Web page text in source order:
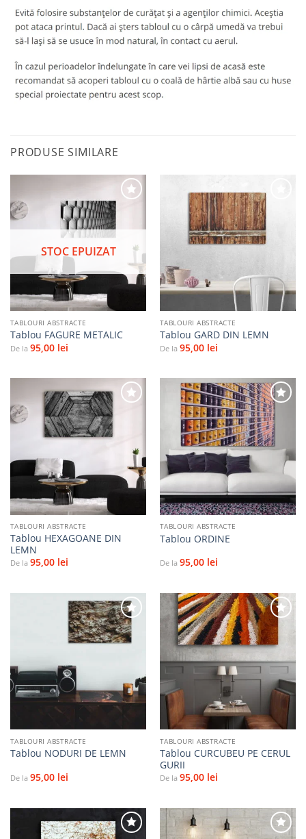
PRODUSE SIMILARE
Adaugă
favorite
STOC EPUIZAT
TABLOURI ABSTRACTE
Tablou FAGURE METALIC
De la 95,00 lei
Adaugă
TABLOURI ABSTRACTE
Tablou GARD DIN LEMN
De la 95,00 lei
Adaugă
favorite
TABLOURI ABSTRACTE
Tablou HEXAGOANE DIN
LEMN
De la 95,00 lei
Adaugă
la
favorite
TABLOURI ABSTRACTE
Tablou ORDINE
De la 95,00 lei
TABLOURI ABSTRACTE
Tablou NODURI DE LEMN
De la 95,00 lei
Adaugă
la
favorite
TABLOURI ABSTRACTE
Tablou CURCUBEU PE CERUL
GURII
De la 95,00 lei